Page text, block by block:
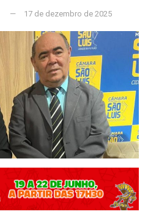
17 de dezembro de 2025